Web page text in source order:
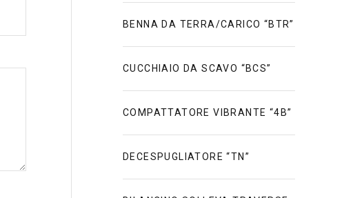
BENNA DA TERRA/CARICO “BTR”
CUCCHIAIO DA SCAVO “BCS”
COMPATTATORE VIBRANTE “4B”
DECESPUGLIATORE “TN”